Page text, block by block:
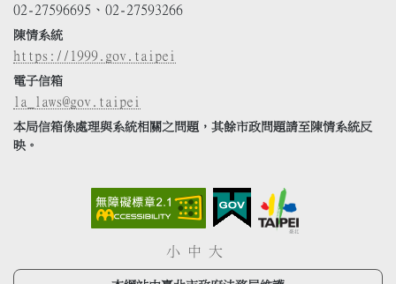
02-27596695、02-27593266
陳情系統
https://1999.gov.taipei
電子信箱
la_laws@gov.taipei
本局信箱係處理與系統相關之問題，其餘市政問題請至陳情系統反
映。
小 中 大